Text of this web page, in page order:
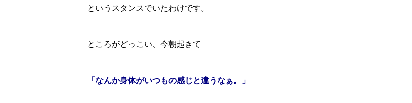
というスタンスでいたわけです。
ところがどっこい、今朝起きて
「なんか身体がいつもの感じと違うなぁ。」